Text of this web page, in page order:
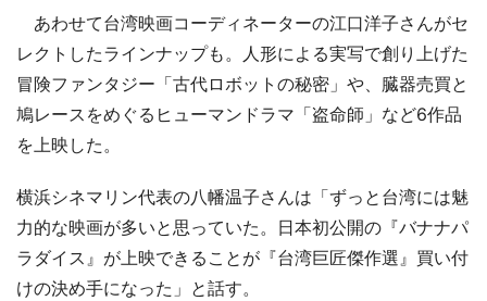
あわせて台湾映画コーディネーターの江口洋子さんがセ
レクトしたラインナップも。人形による実写で創り上げた
冒険ファンタジー「古代ロボットの秘密」や、臓器売買と
鳩レースをめぐるヒューマンドラマ「盗命師」など6作品
を上映した。
横浜シネマリン代表の八幡温子さんは「ずっと台湾には魅
力的な映画が多いと思っていた。日本初公開の『バナナパ
ラダイス』が上映できることが『台湾巨匠傑作選』買い付
けの決め手になった」と話す。